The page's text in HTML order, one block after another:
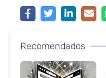
Recomendados